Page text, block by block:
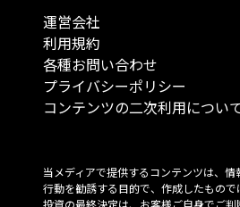
運営会社
利用規約
各種お問い合わせ
プライバシーポリシー
コンテンツの二次利用につい
当メディアで提供するコンテンツは、
行動を勧誘する目的で、作成したもの
投資の最終決定は、お客様ご自身でご